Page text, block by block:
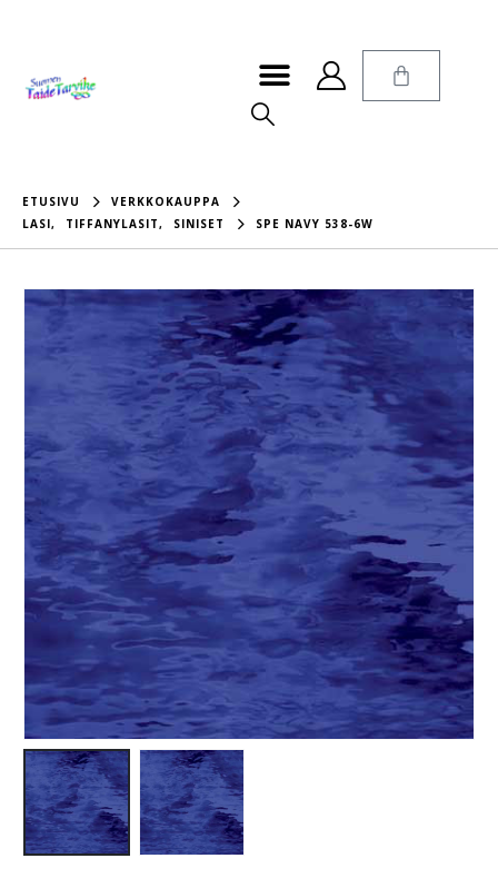
ETUSIVU
VERKKOKAUPPA
LASI, TIFFANYLASIT, SINISET SPE NAVY 538-6W